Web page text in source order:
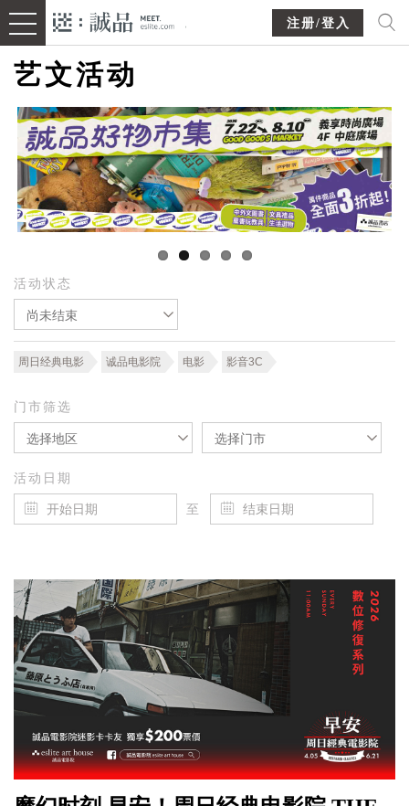
注册/登入
艺文活动
活动状态
尚未结束
周日经典电影 诚品电影院 电影 影音3C
门市筛选
选择地区 选择门市
活动日期
至